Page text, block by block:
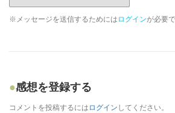
※メッセージを送信するためには ログインが必要で
感想を登録する
コメントを投稿するには ログイン してください。